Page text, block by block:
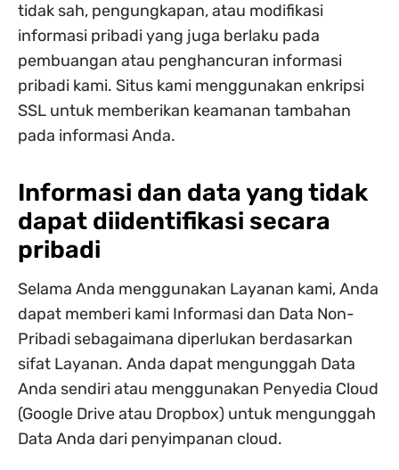
tidak sah, pengungkapan, atau modifikasi
informasi pribadi yang juga berlaku pada
pembuangan atau penghancuran informasi
pribadi kami. Situs kami menggunakan enkripsi
SSL untuk memberikan keamanan tambahan
pada informasi Anda.
Informasi dan data yang tidak
dapat diidentifikasi secara
pribadi
Selama Anda menggunakan Layanan kami, Anda
dapat memberi kami Informasi dan Data Non-
Pribadi sebagaimana diperlukan berdasarkan
sifat Layanan. Anda dapat mengunggah Data
Anda sendiri atau menggunakan Penyedia Cloud
(Google Drive atau Dropbox) untuk mengunggah
Data Anda dari penyimpanan cloud.